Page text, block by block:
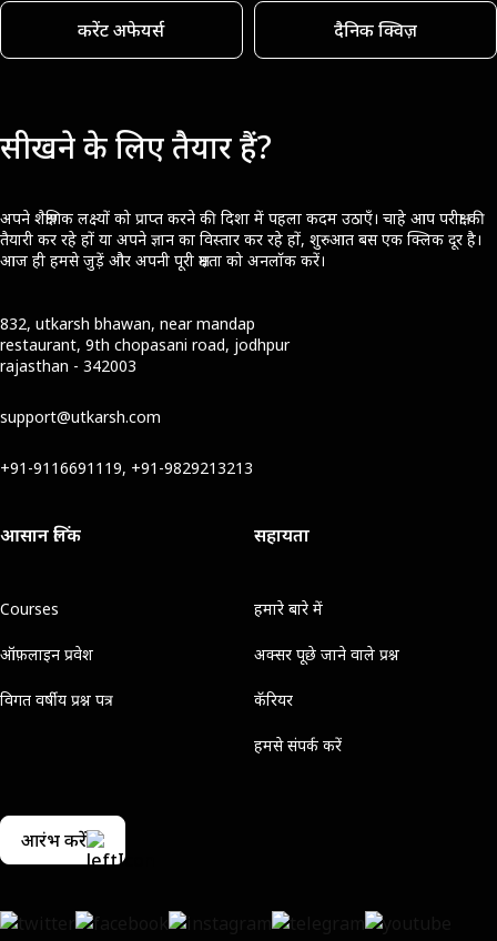
करेंट अफेयर्स दैनिक क्विज़
सीखने के लिए तैयार हैं?
अपने शैक्षणिक लक्ष्यों को प्राप्त करने की दिशा में पहला कदम उठाएँ। चाहे आप परीक्षा की
तैयारी कर रहे हों या अपने ज्ञान का विस्तार कर रहे हों, शुरुआत बस एक क्लिक दूर है।
आज ही हमसे जुड़ें और अपनी पूरी क्षमता को अनलॉक करें।
832, utkarsh bhawan, near mandap
restaurant, 9th chopasani road, jodhpur
rajasthan - 342003
support@utkarsh.com
+91-9116691119, +91-9829213213
आसान लिंक
Courses
ऑफ़लाइन प्रवेश
विगत वर्षीय प्रश्न पत्र
सहायता
हमारे बारे में
अक्सर पूछे जाने वाले प्रश्न
कॅरियर
हमसे संपर्क करें
आरंभ करें